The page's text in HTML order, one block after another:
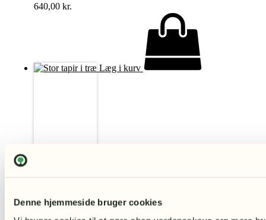
Denne hjemmeside bruger cookies
640,00 kr.
Læg i kurv